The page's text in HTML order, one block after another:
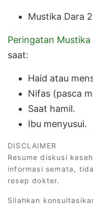
Mustika Dara
Peringatan Mustika
saat:
Haid atau
Nifas (pasca
Saat hamil.
Ibu menyusui.
DISCLAIMER
Resume diskusi
informasi semata,
resep dokter.
Silahkan